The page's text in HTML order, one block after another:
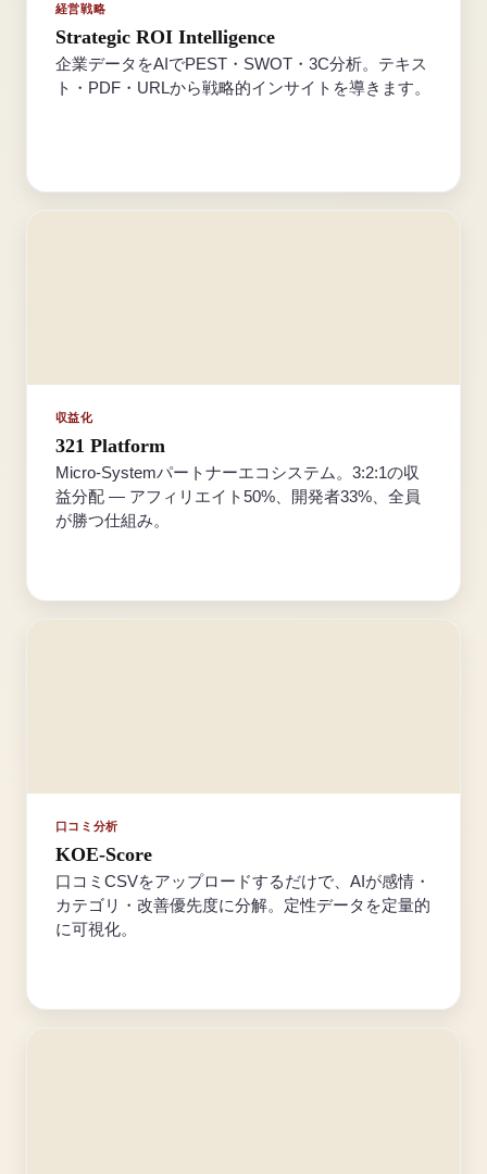
経営戦略
Strategic ROI Intelligence
企業データをAIでPEST・SWOT・3C分析。テキス
ト・PDF・URLから戦略的インサイトを導きます。
収益化
321 Platform
Micro-Systemパートナーエコシステム。3:2:1の収
益分配 — アフィリエイト50%、開発者33%、全員
が勝つ仕組み。
口コミ分析
KOE-Score
口コミCSVをアップロードするだけで、AIが感情・
カテゴリ・改善優先度に分解。定性データを定量的
に可視化。